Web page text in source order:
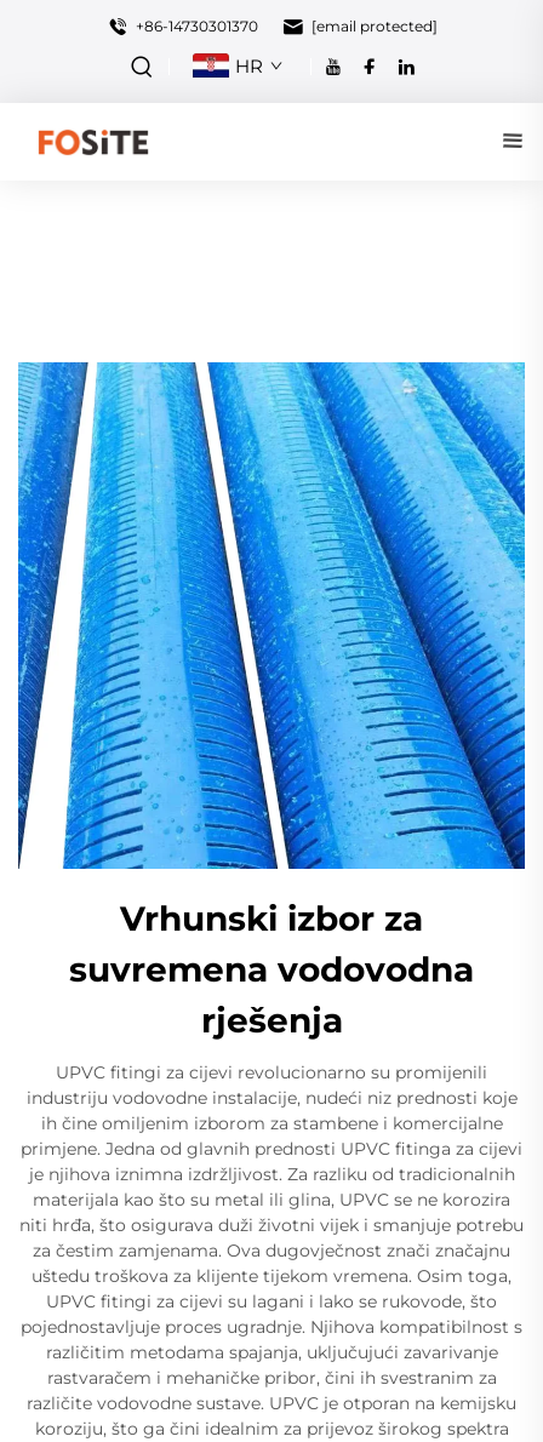
+86-14730301370 [email protected]
HR
Vrhunski izbor za
suvremena vodovodna
rješenja
UPVC fitingi za cijevi revolucionarno su promijenili
industriju vodovodne instalacije, nudeći niz prednosti koje
ih čine omiljenim izborom za stambene i komercijalne
primjene. Jedna od glavnih prednosti UPVC fitinga za cijevi
je njihova iznimna izdržljivost. Za razliku od tradicionalnih
materijala kao što su metal ili glina, UPVC se ne korozira
niti hrđa, što osigurava duži životni vijek i smanjuje potrebu
za čestim zamjenama. Ova dugovječnost znači značajnu
uštedu troškova za klijente tijekom vremena. Osim toga,
UPVC fitingi za cijevi su lagani i lako se rukovode, što
pojednostavljuje proces ugradnje. Njihova kompatibilnost s
različitim metodama spajanja, uključujući zavarivanje
rastvaračem i mehaničke pribor, čini ih svestranim za
različite vodovodne sustave. UPVC je otporan na kemijsku
koroziju, što ga čini idealnim za prijevoz širokog spektra